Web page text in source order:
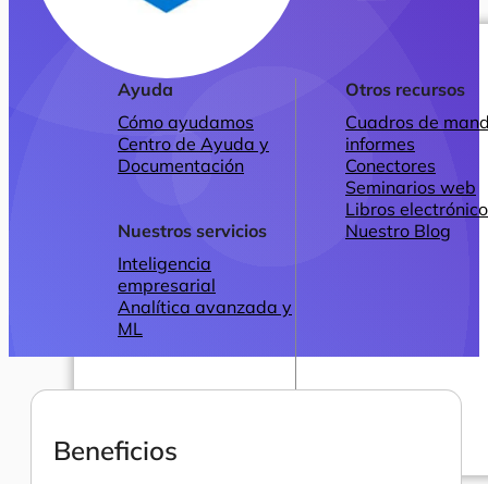
Ayuda
Cómo ayudamos
Centro de Ayuda y
Documentación
Nuestros servicios
Inteligencia
empresarial
Analítica avanzada y
ML
Otros recursos
Cuadros de
informes
Conectores
Seminarios web
Libros
Nuestro Blog
Beneficios